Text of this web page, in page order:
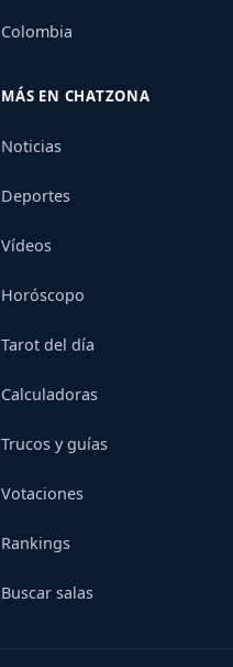
Colombia
MÁS EN CHATZONA
Noticias
Deportes
Vídeos
Horóscopo
Tarot del día
Calculadoras
Trucos y guías
Votaciones
Rankings
Buscar salas